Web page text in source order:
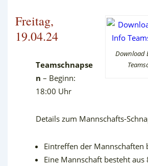
Download
Freitag,
19.04.24
Teamschnapse
n – Beginn:
18:00 Uhr
Details zum Mannschafts-
Eintreffen der Mannschaften
Eine Mannschaft besteht aus